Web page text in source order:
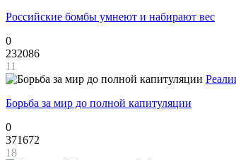
Российские бомбы умнеют и набирают вес
0
232086
11
Борьба за мир до полной капитуляции
0
371672
18